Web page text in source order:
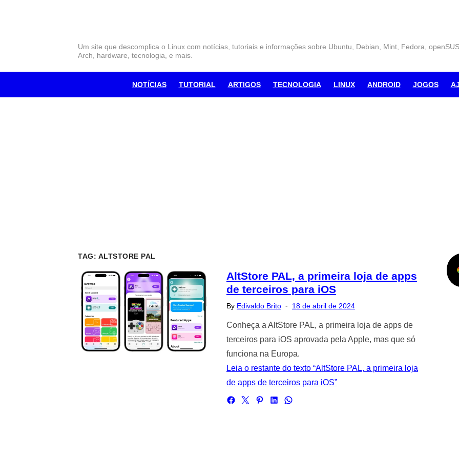
Um site que descomplica o Linux com notícias, tutoriais e informações sobre Ubuntu, Debian, Mint, Fedora,
Arch, hardware, tecnologia, e mais.
NOTÍCIAS TUTORIAL ARTIGOS TECNOLOGIA LINUX ANDROID JOGOS
TAG: ALTSTORE PAL
AltStore PAL, a primeira loja de apps
de terceiros para iOS
By Edivaldo Brito
Posted
18 de abril de 2024
Conheça a AltStore PAL, a primeira loja de apps de
terceiros para iOS aprovada pela Apple, mas que só
funciona na Europa.
Leia o restante do texto “AltStore PAL, a primeira loja
de apps de terceiros para iOS”